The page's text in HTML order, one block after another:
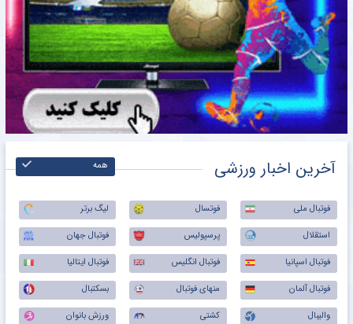
آخرین اخبار ورزشی همه
فوتبال ملی فوتسال
لیگ برتر
استقلال
پرسپولیس
فوتبال جهان
فوتبال اسپانیا
فوتبال انگلیس
فوتبال ایتالیا
فوتبال آلمان
منهای فوتبال
بسکتبال
والیبال
کشتی
ورزش بانوان